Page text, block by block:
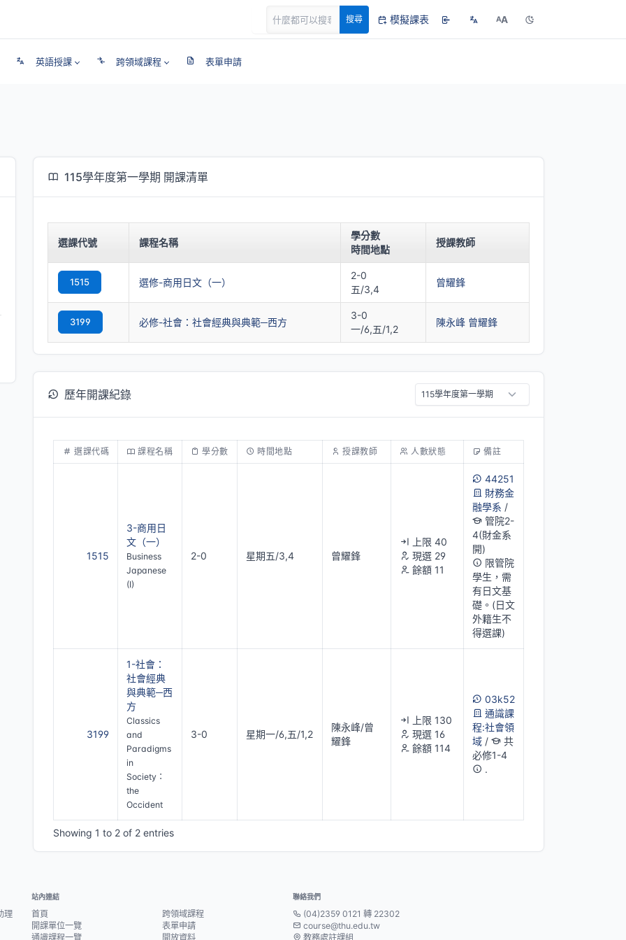
搜尋 模擬課表 AA
英語授課 跨領域課程 表單申請
115學年度第一學期 開課清單
選課代號 課程名稱
學分數
時間地點
授課教師
1515 選修-商用日文（一）
2-0
五/3,4
曾耀鋒
3199 必修-社會：社會經典與典範─西方
3-0
一/6,五/1,2
陳永峰 曾耀鋒
歷年開課紀錄
選課代碼 課程名稱 學分數 時間地點 授課教師 人數狀態 備註
1515
3-商用日
文（一）
Business
Japanese
(I)
2-0 星期五/3,4 曾耀鋒
上限 40
現選 29
餘額 11
44251
財務金
融學系 /
管院2-
4(財金系
開)
限管院
學生，需
有日文基
礎。(日文
外籍生不
得選課)
3199
1-社會：
社會經典
與典範─西
方
Classics
and
Paradigms
in
Society：
the
Occident
3-0 星期一/6,五/1,2
陳永峰/曾
耀鋒
上限 130
現選 16
餘額 114
03k52
通識課
程:社會領
域 /
共
必修1-4
.
Showing 1 to 2 of 2 entries
理
站內連結
首頁
開課單位一覽
通識課程一覽
跨領域課程
表單申請
開放資料
聯絡我們
(04)2359 0121 轉 22302
course@thu.edu.tw
教務處註課組